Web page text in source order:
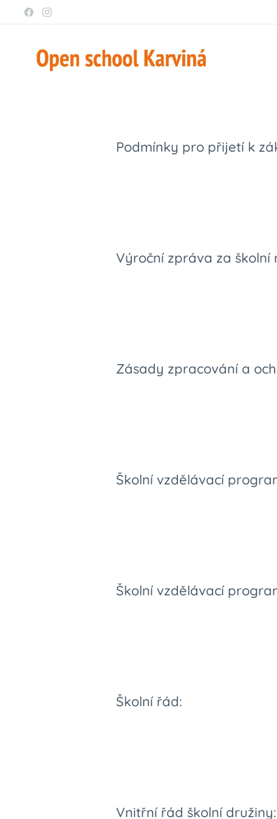
Podmínky pro přijetí k
Výroční zpráva za školní
Zásady zpracování a
Školní vzdělávací
Školní vzdělávací
Školní řád:
Vnitřní řád školní družiny: